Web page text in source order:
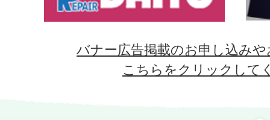
バナー広告掲載のお申し込み
こちらをクリックして